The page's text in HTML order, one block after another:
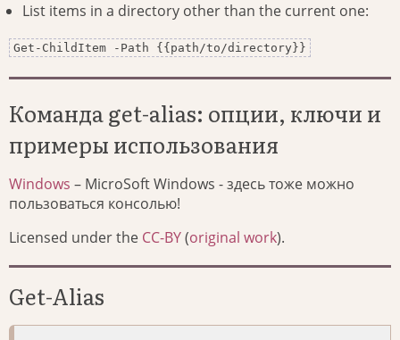
List items in a directory other than the current one:
Get-ChildItem -Path {{path/to/directory}}
Команда get-alias: опции, ключи и
примеры использования
Windows – MicroSoft Windows - здесь тоже можно
пользоваться консолью!
Licensed under the CC-BY(original work).
Get-Alias